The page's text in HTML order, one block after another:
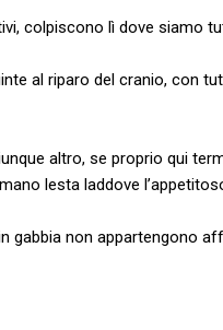
colpiscono lì dove siamo
al riparo del cranio, con
altro, se proprio qui
lesta laddove
gabbia non appartengono